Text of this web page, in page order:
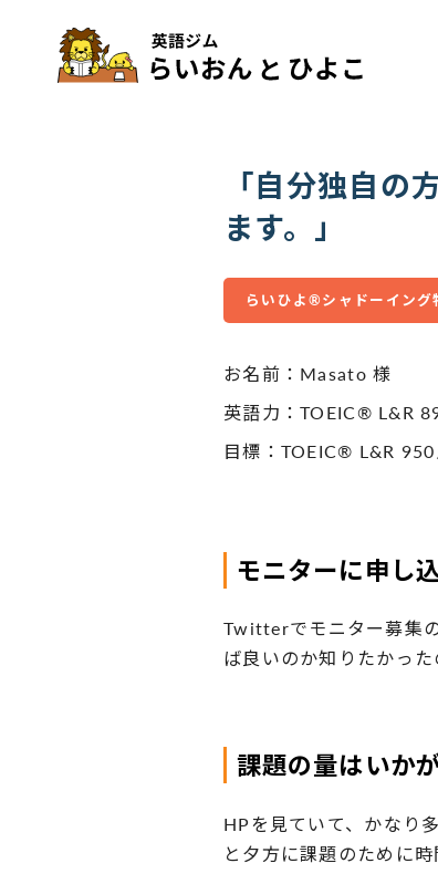
「自分独自
ます。」
らいひよ®シャドーイング
お名前：Masato 様
英語力：TOEIC® L&R
目標：TOEIC® L&R 950
モニターに申し
Twitterでモニター募集
ば良いのか知りたかっ
課題の量はいか
HPを見ていて、かなり
と夕方に課題のために